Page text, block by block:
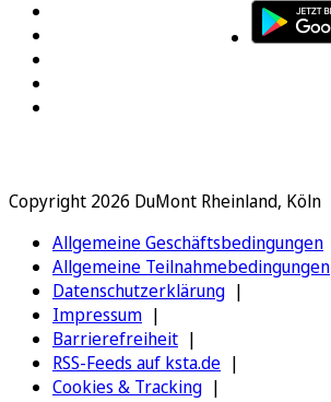
Copyright 2026 DuMont Rheinland, Köln
Allgemeine Geschäftsbedingungen
Allgemeine Teilnahmebedingungen
Datenschutzerklärung
Impressum
Barrierefreiheit
RSS-Feeds auf ksta.de
Cookies & Tracking